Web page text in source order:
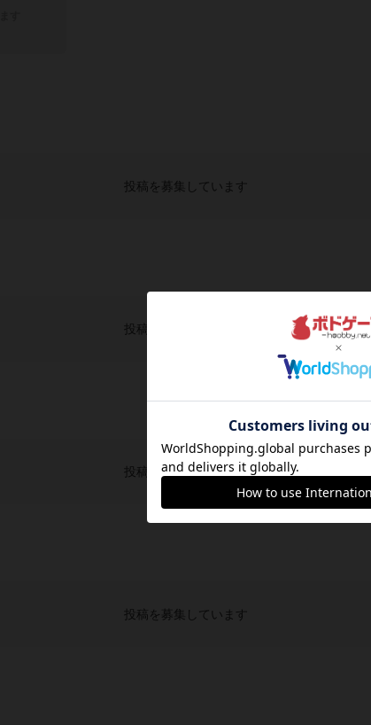
投稿を募集しています
投稿を募集しています
投稿を募集しています
投稿を募集しています